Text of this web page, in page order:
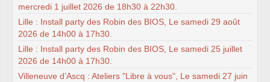
mercredi 1 juillet 2026 de 18h30 à 22h30.
Lille : Install party des Robin des BIOS, Le samedi 29 août
2026 de 14h00 à 17h30.
Lille : Install party des Robin des BIOS, Le samedi 25 juillet
2026 de 14h00 à 17h30.
Villeneuve d’Ascq : Ateliers "Libre à vous", Le samedi 27 juin